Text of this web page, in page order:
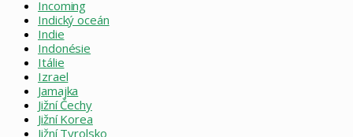
Incoming
Indický oceán
Indie
Indonésie
Itálie
Izrael
Jamajka
Jižní Čechy
Jižní Korea
Jižní Tyrolsko